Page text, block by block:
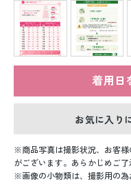
留袖レンタル
男性礼装レンタル
白無垢&紋付袴レンタル
引き振袖レンタル
着用日
お気に入り
商品写真は撮影状況、お客
がございます。あらかじめご了
画像の小物類は、撮影用の